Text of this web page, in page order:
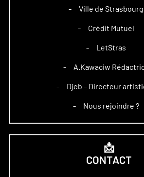
– Ville de Strasbourg
– Crédit Mutuel
– LetStras
– A.Kawaciw
– Djeb – Directeur
– Nous rejoindre ?
📩
CONTACT